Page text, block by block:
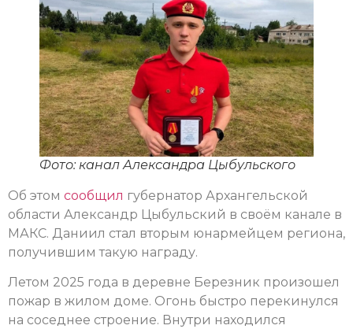
Фото: канал Александра Цыбульского
Об этом сообщил губернатор Архангельской
области Александр Цыбульский в своём канале в
МАКС. Даниил стал вторым юнармейцем региона,
получившим такую награду.
Летом 2025 года в деревне Березник произошел
пожар в жилом доме. Огонь быстро перекинулся
на соседнее строение. Внутри находился